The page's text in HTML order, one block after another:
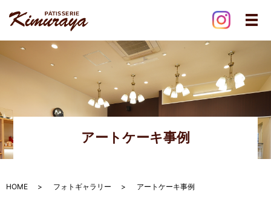
メ
アートケーキ事例
HOME フォトギャラリー アートケーキ事例